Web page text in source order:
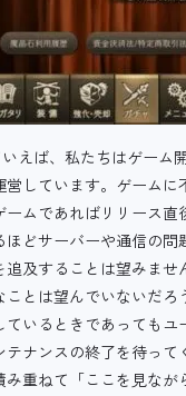
えば、私たちはゲーム
営しています。ゲームに
ームであればリリース直
ほどサーバーや通信の問
追及することは望みませ
とは望んでいないだろ
いるときであってもユ
テナンスの終了を待っ
み重ねて「ここを見なが